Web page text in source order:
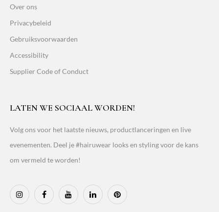
Over ons
Privacybeleid
Gebruiksvoorwaarden
Accessibility
Supplier Code of Conduct
LATEN WE SOCIAAL WORDEN!
Volg ons voor het laatste nieuws, productlanceringen en live
evenementen. Deel je #hairuwear looks en styling voor de kans
om vermeld te worden!